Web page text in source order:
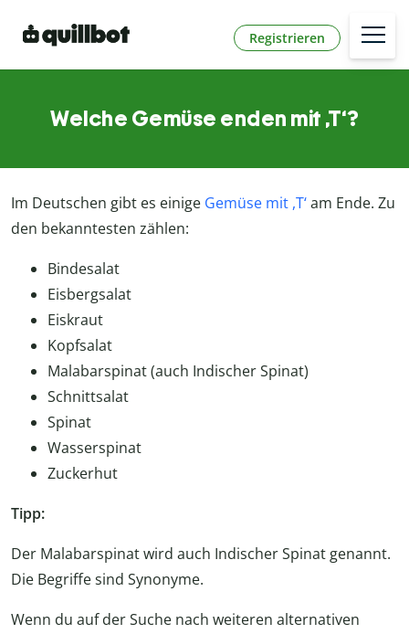
Registrieren
Welche Gemüse enden mit ,T‘?
Im Deutschen gibt es einige Gemüse mit ,T‘am Ende. Zu
den bekanntesten zählen:
Bindesalat
Eisbergsalat
Eiskraut
Kopfsalat
Malabarspinat (auch Indischer Spinat)
Schnittsalat
Spinat
Wasserspinat
Zuckerhut
Tipp:
Der Malabarspinat wird auch Indischer Spinat genannt.
Die Begriffe sind Synonyme.
Wenn du auf der Suche nach weiteren alternativen